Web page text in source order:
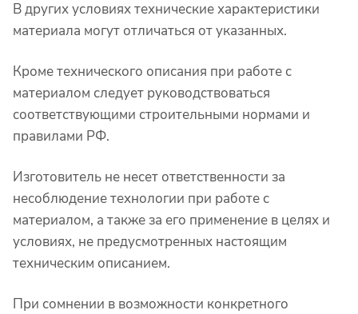
В других условиях технические характеристики
материала могут отличаться от указанных.
Кроме технического описания при работе с
материалом следует руководствоваться
соответствующими строительными нормами и
правилами РФ.
Изготовитель не несет ответственности за
несоблюдение технологии при работе с
материалом, а также за его применение в целях и
условиях, не предусмотренных настоящим
техническим описанием.
При сомнении в возможности конкретного